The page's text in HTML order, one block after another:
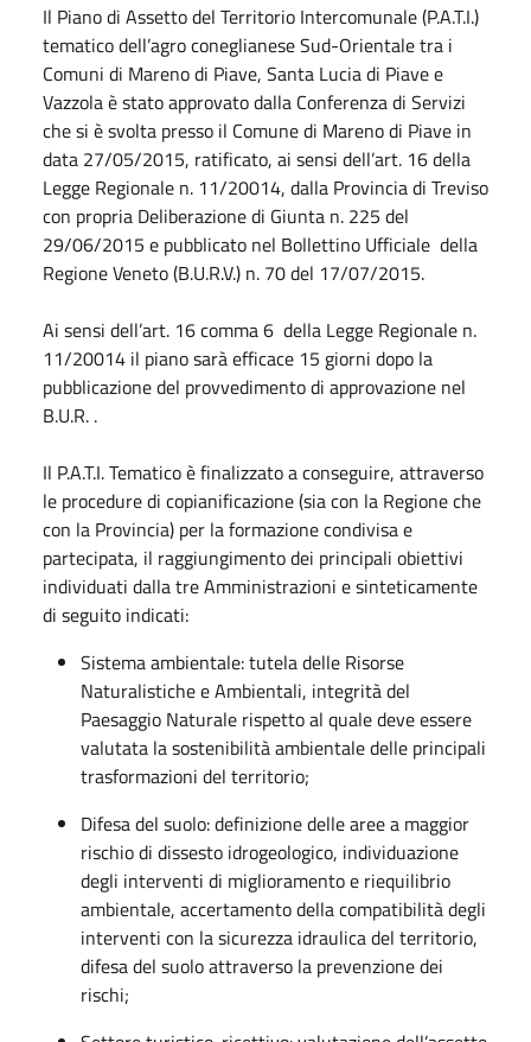
Il Piano di Assetto del Territorio Intercomunale (P.A.T.I.)
tematico dell’agro coneglianese Sud-Orientale tra i
Comuni di Mareno di Piave, Santa Lucia di Piave e
Vazzola è stato approvato dalla Conferenza di Servizi
che si è svolta presso il Comune di Mareno di Piave in
data 27/05/2015, ratificato, ai sensi dell’art. 16 della
Legge Regionale n. 11/20014, dalla Provincia di Treviso
con propria Deliberazione di Giunta n. 225 del
29/06/2015 e pubblicato nel Bollettino Ufficiale della
Regione Veneto (B.U.R.V.) n. 70 del 17/07/2015.
Ai sensi dell’art. 16 comma 6 della Legge Regionale n.
11/20014 il piano sarà efficace 15 giorni dopo la
pubblicazione del provvedimento di approvazione nel
B.U.R. .
Il P.A.T.I. Tematico è finalizzato a conseguire, attraverso
le procedure di copianificazione (sia con la Regione che
con la Provincia) per la formazione condivisa e
partecipata, il raggiungimento dei principali obiettivi
individuati dalla tre Amministrazioni e sinteticamente
di seguito indicati:
Sistema ambientale: tutela delle Risorse
Naturalistiche e Ambientali, integrità del
Paesaggio Naturale rispetto al quale deve essere
valutata la sostenibilità ambientale delle principali
trasformazioni del territorio;
Difesa del suolo: definizione delle aree a maggior
rischio di dissesto idrogeologico, individuazione
degli interventi di miglioramento e riequilibrio
ambientale, accertamento della compatibilità degli
interventi con la sicurezza idraulica del territorio,
difesa del suolo attraverso la prevenzione dei
rischi;